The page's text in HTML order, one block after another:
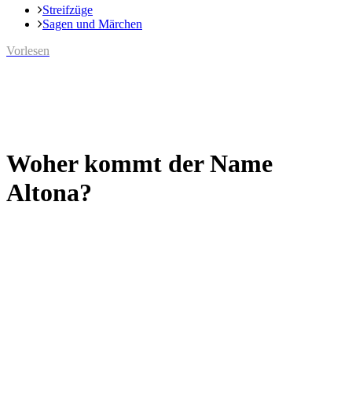
Streifzüge
Sagen und Märchen
Vorlesen
Woher kommt der Name
Altona?